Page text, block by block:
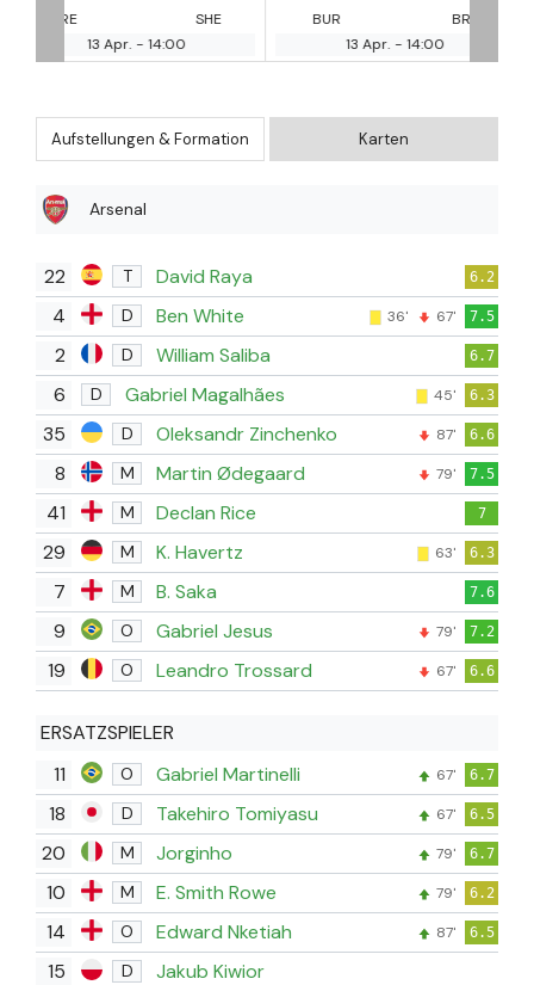
13 Apr.
13 Apr.
Aufstellungen & Formation Karten
Arsenal
22 T David Raya 6.2
4 D Ben White 36' 67' 7.5
2 D William Saliba 6.7
6 D Gabriel Magalhães 45' 6.3
35 D Oleksandr Zinchenko 87' 6.6
8 M Martin Ødegaard 79' 7.5
41 M Declan Rice 7
29 M K. Havertz 63' 6.3
7 M B. Saka 7.6
9 O Gabriel Jesus 79' 7.2
19 O Leandro Trossard 67' 6.6
ERSATZSPIELER
11
O Gabriel Martinelli 67' 6.7
18 D Takehiro Tomiyasu 67' 6.5
20 M Jorginho 79' 6.7
10 M E. Smith Rowe 79' 6.2
14 O Edward Nketiah 87' 6.5
15 D
Jakub Kiwior